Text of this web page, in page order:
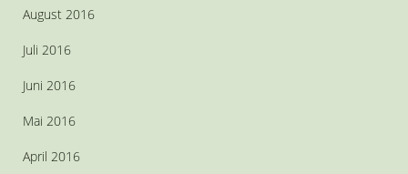
August 2016
Juli 2016
Juni 2016
Mai 2016
April 2016